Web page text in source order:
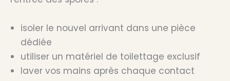
isoler le nouvel arrivant dans une pièce
dédiée
utiliser un matériel de toilettage exclusif
laver vos mains après chaque contact